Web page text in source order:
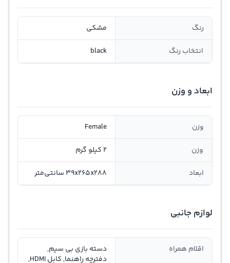
رنگ مشکی
انتخاب رنگ black
ابعاد و وزن
وزن Female
وزن 2 کیلو گرم
ابعاد 39‍x265x288 سانتی‌متر
لوازم جانبی
اقلام همراه
دسته‌ بازی بی سیم,
دفترچه راهنما, کابل HDMI,